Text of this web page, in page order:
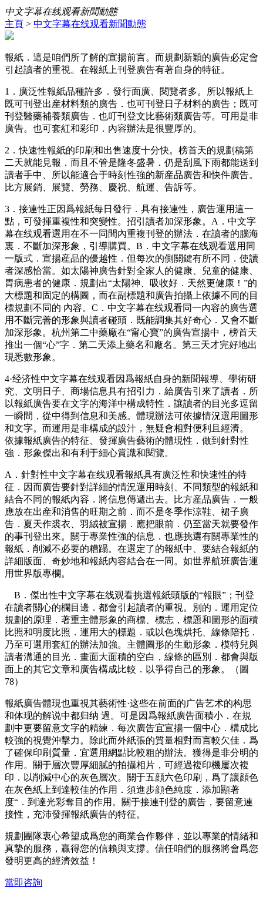
中文字幕在线观看新聞動態
主頁 > 中文字幕在线观看新聞動態
報紙．這是咱們所了解的宣揚前言。而規劃新穎的廣告必定會
引起讀者的重視。在報紙上刊登廣告有著自身的特征。
1．廣泛性報紙品種許多．發行面廣、閱覽者多。所以報紙上
既可刊登出産材料類的廣告．也可刊登日子材料的廣告；既可
刊登醫藥補養類廣告．也叮刊登文比藝術類廣告等。可用是非
廣告。也可套紅和彩印．內容辦法是很豐厚的。
2．快速性報紙的印刷和出售速度十分快。榜首天的規劃稿第
二天就能見報．而且不管是隆冬盛暑．仍是刮風下雨都能送到
讀者手中、所以能適合于時刻性強的新産品廣告和快件廣告。
比方展銷、展覽、勞務、慶祝、航運、告訴等。
3．接連性正因爲報紙每日發行．具有接連性，廣告運用這一
點，可發揮重複性和突變性。招引讀者加深形象。A．中文字
幕在线观看選用在不一同間內重複刊登的辦法．在讀者的腦海
裏．不斷加深形象，引導購買。B．中文字幕在线观看選用同
一版式．宣揚産品的優越性．但每次的側關鍵有所不同．使讀
者深感恰當。如太陽神廣告針對全家人的健康、兒童的健康、
胃病患者的健康．規劃出“太陽神、吸收好．天然更健康！”的
大標題和固定的構圖，而在副標題和廣告拍攝上依據不同的目
標規劃不同的 內容。C．中文字幕在线观看同一內容的廣告選
用不斷完善的形象與讀者碰頭．既能調集其好奇心．又會不斷
加深形象。杭州第二中藥廠在“甯心寶”的廣告宣揚中，榜首天
推出一個“心”字．第二天添上藥名和廠名。第三天才完好地出
現悉數形象。
4·经济性中文字幕在线观看因爲報紙自身的新聞報導、學術研
究、文明日子、商場信息具有招引力．給廣告引來了讀者．所
以報紙廣告要在文字的海洋中構成特性．讓讀者的目光多逗留
一瞬間，從中得到信息和美感。體現辦法可依據情況選用圖形
和文字。而運用是非構成的設汁，無疑會相對便利且經濟。
依據報紙廣告的特征、發揮廣告藝術的體現性．做到針對性
強．形象傑出和有利于細心賞識和閱覽。
A．針對性中文字幕在线观看報紙具有廣泛性和快速性的特
征．因而廣告要針對詳細的情況運用時刻、不同類型的報紙和
結合不同的報紙內容．將信息傳遞出去。比方産品廣告．一般
應放在出産和消售的旺期之前．而不是冬季作涼鞋、裙子廣
告．夏天作裘衣、羽絨被宣揚．應把眼前．仍至當天就要發作
的事刊登出來。關于專業性強的信息．也應挑選有關專業性的
報紙．削減不必要的糟蹋。在選定了的報紙中、要結合報紙的
詳細版面、奇妙地和報紙內容結合在一同。如世界航班廣告運
用世界版專欄。
B．傑出性中文字幕在线观看挑選報紙頭版的“報眼”；刊登
在讀者關心的欄目邊．都會引起讀者的重視。別的．運用定位
規劃的原理．著重主體形象的商標、標志，標題和圖形的面積
比照和明度比照．運用大的標題．或以色塊烘托、線條陪托．
乃至可選用套紅的辦法加強。主體圖形的生動形象．模特兒與
讀者溝通的目光．畫面大面積的空白，線條的區別．都會與版
面上的其它文章和廣告構成比較．以爭得自己的形象。（圖
78）
報紙廣告體現也重視其藝術性·这些在前面的广告艺术的构思
和体现的解说中都归纳 過。可是因爲報紙廣告面積小．在規
劃中更要留意文字的精練．每次廣告宜宣揚一個中心．構成比
較強的視覺沖擊力。除此而外紙張的質量相對而言較欠佳．爲
了確保印刷質量．宜選用網點比較粗的辦法。獲得是非分明的
作用。關于層次豐厚細膩的拍攝相片，可經過複印機屢次複
印．以削減中心的灰色層次。關于五顔六色印刷，爲了讓顔色
在灰色紙上到達較佳的作用．須進步顔色純度．添加顯著
度“．到達光彩奪目的作用。關于接連刊登的廣告，要留意連
接性，充沛發揮報紙廣告的特征。
規劃團隊衷心希望成爲您的商業合作夥伴，並以專業的情緒和
真摯的服務，贏得您的信賴與支撐。信任咱們的服務將會爲您
發明更高的經濟效益！
當即咨詢